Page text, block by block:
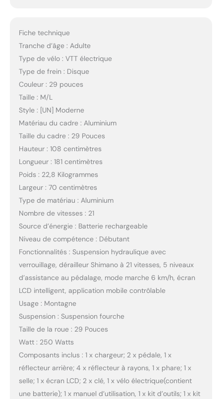
français, merci de
Fiche technique
Tranche d’âge : Adulte
Type de vélo : VTT électrique
Type de frein : Disque
Couleur : 29 pouces
Taille : M/L
Style : [UN] Moderne
Matériau du cadre : Aluminium
Taille du cadre : 29 Pouces
Hauteur : 108 centimètres
Longueur : 181 centimètres
Poids : 22,8 Kilogrammes
Largeur : 70 centimètres
Type de matériau : Aluminium
Nombre de vitesses : 21
Source d’énergie : Batterie rechargeable
Niveau de compétence : Débutant
Fonctionnalités : Suspension hydraulique avec
verrouillage, dérailleur Shimano à 21 vitesses, 5 niveaux
d’assistance au pédalage, mode marche 6 km/h, écran
LCD intelligent, application mobile contrôlable
Usage : Montagne
Suspension : Suspension fourche
Taille de la roue : 29 Pouces
Watt : 250 Watts
Composants inclus : 1 x chargeur; 2 x pédale, 1 x
réflecteur arrière; 4 x réflecteur à rayons, 1 x phare; 1 x
selle; 1 x écran LCD; 2 x clé, 1 x vélo électrique(contient
une batterie); 1 x manuel d’utilisation, 1 x kit d’outils; 1 x kit